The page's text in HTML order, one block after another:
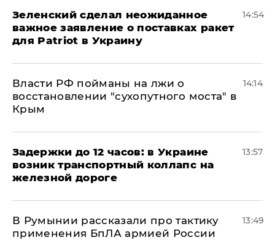
Зеленский сделал неожиданное
важное заявление о поставках ракет
для Patriot в Украину
14:54
Власти РФ пойманы на лжи о
восстановлении "сухопутного моста" в
Крым
14:14
Задержки до 12 часов: в Украине
возник транспортный коллапс на
железной дороге
13:57
В Румынии рассказали про тактику
применения БпЛА армией России
13:49